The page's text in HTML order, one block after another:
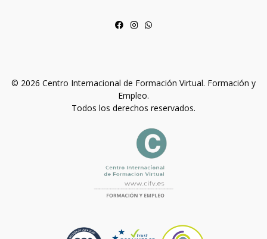
© 2026 Centro Internacional de Formación Virtual. Formación y
Empleo.
Todos los derechos reservados.